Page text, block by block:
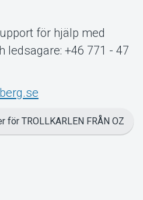
för hjälp med
ledsagare: +46 771 - 47
för TROLLKARLEN FRÅN OZ